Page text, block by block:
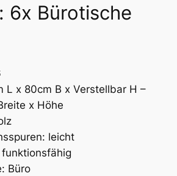
6x Bürotische
L x 80cm B x Verstellbar H –
x Höhe
leicht
Büro